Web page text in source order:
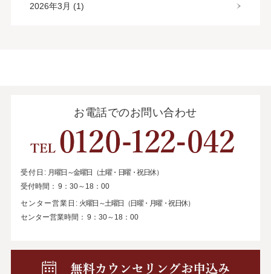
2026年3月 (1)
お電話でのお問い合わせ
受付日: 月曜日～金曜日（土曜・日曜・祝日休）
受付時間： 9：30～18：00
センター営業日: 火曜日～土曜日（日曜・月曜・祝日休）
センター営業時間： 9：30～18：00